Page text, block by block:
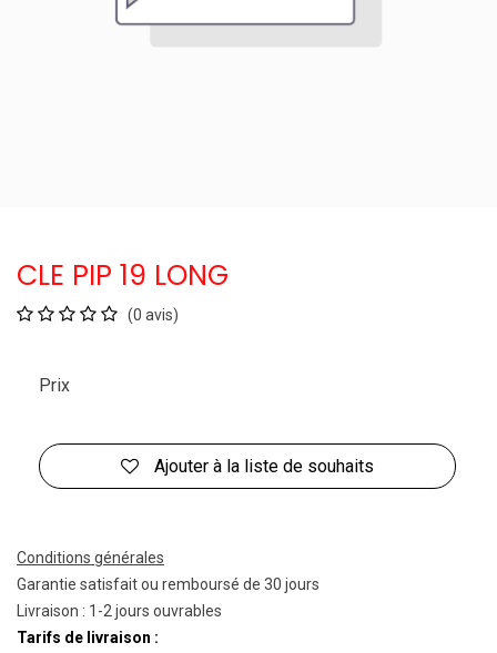
CLE PIP 19 LONG
(0 avis)
Ajouter à la liste de souhaits
Prix
Conditions générales
Garantie satisfait ou remboursé de 30 jours
Livraison : 1-2 jours ouvrables
Tarifs de livraison :